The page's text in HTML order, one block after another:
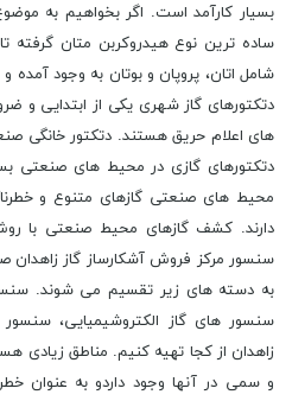
بسیار کارآمد است. اگر بخواهیم به
ساده ترین نوع هیدروکربن متان گرفته
شامل اتان، پروپان و بوتان به وجود آمده و
دتکتورهای گاز شهری یکی از ابتدایی و
های اعلام حریق هستند. دتکتور خانگی
دتکتورهای گازی در محیط های صنعتی
محیط های صنعتی گازهای متنوع و
دارند. کشف گازهای محیط صنعتی با
سنسور مرکز فروش آشکارساز گاز
به دسته های زیر تقسیم می شوند.
سنسور های گاز الکتروشیمیایی، سنسور
زاهدان از کجا تهیه کنیم. مناطق زیادی
و سمی در آنها وجود داردو به